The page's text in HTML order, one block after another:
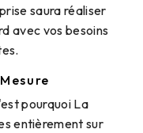
saura réaliser
avec vos besoins
pourquoi La
entièrement sur